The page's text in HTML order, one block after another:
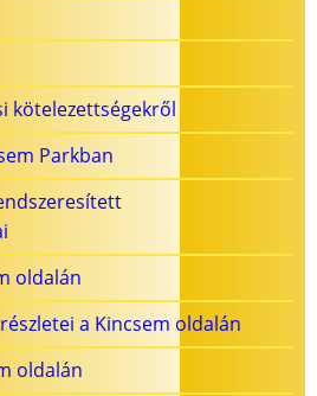
kötelezettségekről
Parkban
oldalán
a Kincsem oldalán
oldalán